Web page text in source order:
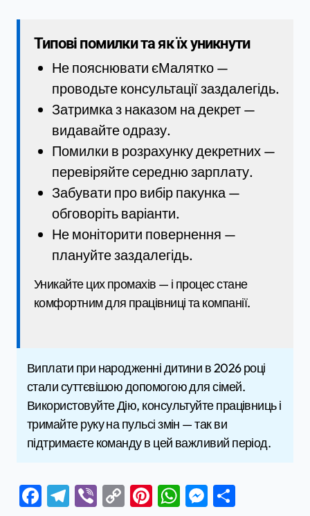
Типові помилки та як їх уникнути
Не пояснювати єМалятко —
проводьте консультації заздалегідь.
Затримка з наказом на декрет —
видавайте одразу.
Помилки в розрахунку декретних —
перевіряйте середню зарплату.
Забувати про вибір пакунка —
обговоріть варіанти.
Не моніторити повернення —
плануйте заздалегідь.
Уникайте цих промахів — і процес стане
комфортним для працівниці та компанії.
Виплати при народженні дитини в 2026 році
стали суттєвішою допомогою для сімей.
Використовуйте Дію, консультуйте працівниць і
тримайте руку на пульсі змін — так ви
підтримаєте команду в цей важливий період.
Facebook
Telegram
ViberCopyPinterest
WhatsApp